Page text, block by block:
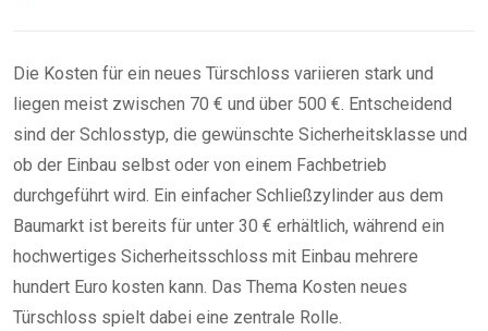
Die Kosten für ein neues Türschloss variieren stark und
liegen meist zwischen 70 € und über 500 €. Entscheidend
sind der Schlosstyp, die gewünschte Sicherheitsklasse und
ob der Einbau selbst oder von einem Fachbetrieb
durchgeführt wird. Ein einfacher Schließzylinder aus dem
Baumarkt ist bereits für unter 30 € erhältlich, während ein
hochwertiges Sicherheitsschloss mit Einbau mehrere
hundert Euro kosten kann. Das Thema Kosten neues
Türschloss spielt dabei eine zentrale Rolle.